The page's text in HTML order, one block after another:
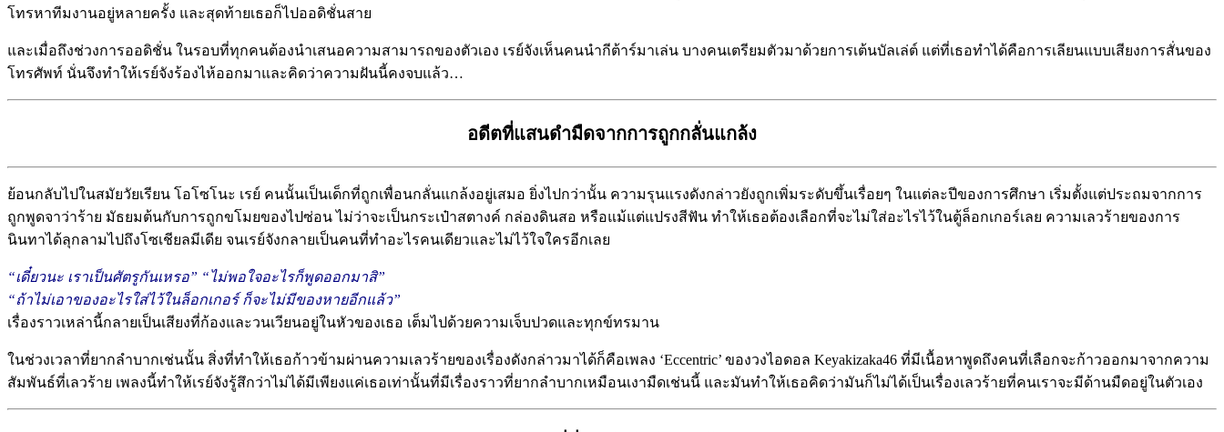
โทรหาทีมงานอยู่หลายครั้ง และสุดท้ายเธอก็ไปออดิชั่นสาย
และเมื่อถึงช่วงการออดิชั่น ในรอบที่ทุกคนต้องนำเสนอความสามารถของตัวเอง เรย์จังเห็นคนนำกีต้าร์มาเล่น บางคนเตรียมตัวมาด้วยการเต้นบัลเล่ต์ แต่ที่เธอทำได้คือการเลียนแบบเสียงการสั่นของ
โทรศัพท์ นั่นจึงทำให้เรย์จังร้องไห้ออกมาและคิดว่าความฝันนี้คงจบแล้ว…
อดีตที่แสนดำมืดจากการถูกกลั่นแกล้ง
ย้อนกลับไปในสมัยวัยเรียน โอโซโนะ เรย์ คนนั้นเป็นเด็กที่ถูกเพื่อนกลั่นแกล้งอยู่เสมอ ยิ่งไปกว่านั้น ความรุนแรงดังกล่าวยังถูกเพิ่มระดับขึ้นเรื่อยๆ ในแต่ละปีของการศึกษา เริ่มตั้งแต่ประถมจากการ
ถูกพูดจาว่าร้าย มัธยมต้นกับการถูกขโมยของไปซ่อน ไม่ว่าจะเป็นกระเป๋าสตางค์ กล่องดินสอ หรือแม้แต่แปรงสีฟัน ทำให้เธอต้องเลือกที่จะไม่ใส่อะไรไว้ในตู้ล็อกเกอร์เลย ความเลวร้ายของการ
นินทาได้ลุกลามไปถึงโซเชียลมีเดีย จนเรย์จังกลายเป็นคนที่ทำอะไรคนเดียวและไม่ไว้ใจใครอีกเลย
“เดี๋ยวนะ เราเป็นศัตรูกันเหรอ” “ไม่พอใจอะไรก็พูดออกมาสิ”
“ถ้าไม่เอาของอะไรใส่ไว้ในล็อกเกอร์ ก็จะไม่มีของหายอีกแล้ว”
เรื่องราวเหล่านี้กลายเป็นเสียงที่ก้องและวนเวียนอยู่ในหัวของเธอ เต็มไปด้วยความเจ็บปวดและทุกข์ทรมาน
ในช่วงเวลาที่ยากลำบากเช่นนั้น สิ่งที่ทำให้เธอก้าวข้ามผ่านความเลวร้ายของเรื่องดังกล่าวมาได้ก็คือเพลง ‘Eccentric’ ของวงไอดอล Keyakizaka46 ที่มีเนื้อหาพูดถึงคนที่เลือกจะก้าวออกมาจากความ
สัมพันธ์ที่เลวร้าย เพลงนี้ทำให้เรย์จังรู้สึกว่าไม่ได้มีเพียงแค่เธอเท่านั้นที่มีเรื่องราวที่ยากลำบากเหมือนเงามืดเช่นนี้ และมันทำให้เธอคิดว่ามันก็ไม่ได้เป็นเรื่องเลวร้ายที่คนเราจะมีด้านมืดอยู่ในตัวเอง